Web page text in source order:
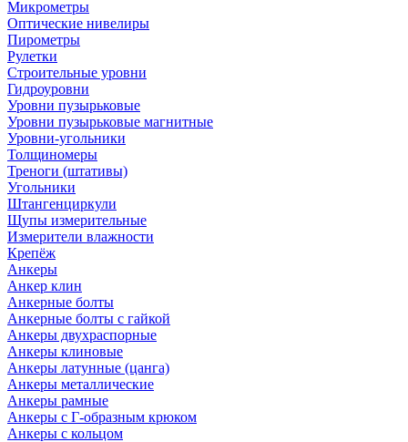
Микрометры
Оптические нивелиры
Пирометры
Рулетки
Строительные уровни
Гидроуровни
Уровни пузырьковые
Уровни пузырьковые магнитные
Уровни-угольники
Толщиномеры
Треноги (штативы)
Угольники
Штангенциркули
Щупы измерительные
Измерители влажности
Крепёж
Анкеры
Анкер клин
Анкерные болты
Анкерные болты с гайкой
Анкеры двухраспорные
Анкеры клиновые
Анкеры латунные (цанга)
Анкеры металлические
Анкеры рамные
Анкеры с Г-образным крюком
Анкеры с кольцом